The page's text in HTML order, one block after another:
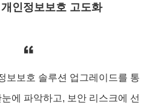
인정보보호 고도화
보보호 솔루션 업그레이드를 통
에 파악하고, 보안 리스크에 선